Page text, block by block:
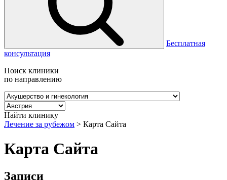
Бесплатная
консультация
Поиск клиники
по направлению
Найти клинику
Лечение за рубежом > Карта Сайта
Карта Сайта
Записи